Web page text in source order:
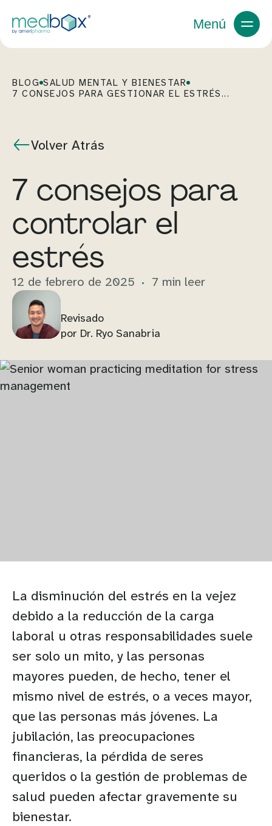
Menú
BLOG SALUD MENTAL Y BIENESTAR
7 CONSEJOS PARA GESTIONAR EL ESTRÉS...
Volver Atrás
7 consejos para
controlar el
estrés
12 de febrero de 2025 7 min leer
Revisado
por Dr. Ryo Sanabria
La disminución del estrés en la vejez
debido a la reducción de la carga
laboral u otras responsabilidades suele
ser solo un mito, y las personas
mayores pueden, de hecho, tener el
mismo nivel de estrés, o a veces mayor,
que las personas más jóvenes. La
jubilación, las preocupaciones
financieras, la pérdida de seres
queridos o la gestión de problemas de
salud pueden afectar gravemente su
bienestar.